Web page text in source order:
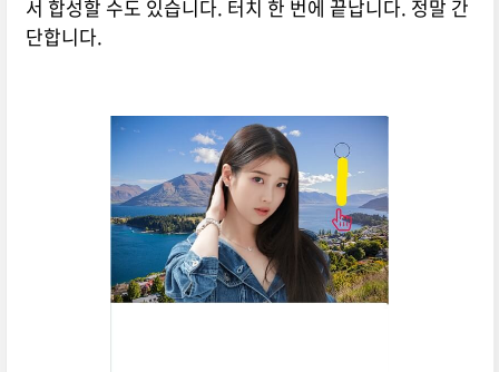
서 합성할 수도 있습니다. 터치 한 번에 끝납니다. 정말 간
단합니다.